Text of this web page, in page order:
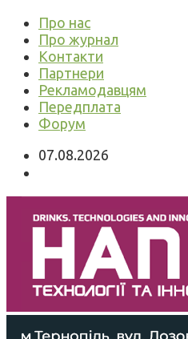
Про нас
Про журнал
Контакти
Партнери
Рекламодавцям
Передплата
Форум
07.08.2026